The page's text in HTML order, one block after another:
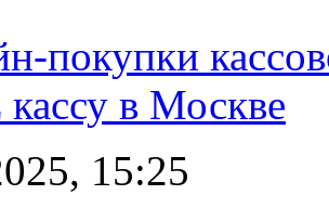
покупки
в Москве
15:25